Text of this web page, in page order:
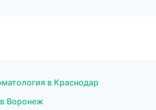
в Краснодар
Воронеж